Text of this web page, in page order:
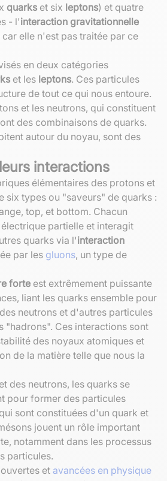
quarks et six leptons) et quatre
- l'interaction gravitationnelle
elle n'est pas traitée par ce
en deux catégories
et les leptons. Ces particules
de tout ce qui nous entoure.
et les neutrons, qui constituent
des combinaisons de quarks.
autour du noyau, sont des
interactions
élémentaires des protons et
six types ou "saveurs" de quarks :
top, et bottom. Chacun
partielle et interagit
quarks via l'interaction
par les gluons, un type de
forte est extrêmement puissante
liant les quarks ensemble pour
neutrons et d'autres particules
"hadrons". Ces interactions sont
des noyaux atomiques et
de la matière telle que nous la
des neutrons, les quarks se
pour former des particules
sont constituées d'un quark et
jouent un rôle important
notamment dans les processus
particules.
et avancées en physique